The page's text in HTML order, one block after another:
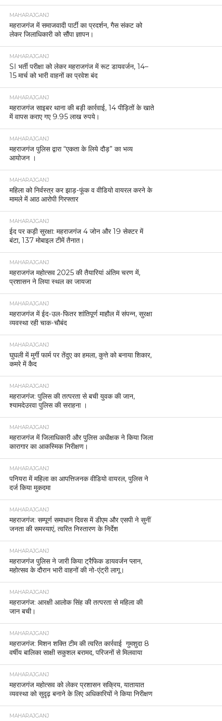
MAHARAJGANJ
महराजगंज में समाजवादी पार्टी का प्रदर्शन, गैस संकट को
लेकर जिलाधिकारी को सौंपा ज्ञापन।
MAHARAJGANJ
SI भर्ती परीक्षा को लेकर महराजगंज में रूट डायवर्जन, 14–
15 मार्च को भारी वाहनों का प्रवेश बंद
MAHARAJGANJ
महराजगंज साइबर थाना की बड़ी कार्रवाई, 14 पीड़ितों के खाते
में वापस कराए गए 9.95 लाख रुपये।
MAHARAJGANJ
महराजगंज पुलिस द्वारा “एकता के लिये दौड़” का भव्य
आयोजन ।
MAHARAJGANJ
महिला को निर्वस्त्र कर झाड़-फूंक व वीडियो वायरल करने के
मामले में आठ आरोपी गिरफ्तार
MAHARAJGANJ
ईद पर कड़ी सुरक्षा: महराजगंज 4 जोन और 19 सेक्टर में
बंटा, 137 मोबाइल टीमें तैनात।
MAHARAJGANJ
महराजगंज महोत्सव 2025 की तैयारियां अंतिम चरण में,
प्रशासन ने लिया स्थल का जायजा
MAHARAJGANJ
महराजगंज में ईद-उल-फितर शांतिपूर्ण माहौल में संपन्न, सुरक्षा
व्यवस्था रही चाक-चौबंद
MAHARAJGANJ
घुघली में मुर्गी फार्म पर तेंदुए का हमला, कुत्ते को बनाया शिकार,
कमरे में कैद
MAHARAJGANJ
महराजगंज: पुलिस की तत्परता से बची युवक की जान,
श्यामदेउरवा पुलिस की सराहना ।
MAHARAJGANJ
महराजगंज में जिलाधिकारी और पुलिस अधीक्षक ने किया जिला
कारागार का आकस्मिक निरीक्षण।
MAHARAJGANJ
पनियरा में महिला का आपत्तिजनक वीडियो वायरल, पुलिस ने
दर्ज किया मुकदमा
MAHARAJGANJ
महराजगंज: सम्पूर्ण समाधान दिवस में डीएम और एसपी ने सुनीं
जनता की समस्याएं, त्वरित निस्तारण के निर्देश
MAHARAJGANJ
महराजगंज पुलिस ने जारी किया ट्रैफिक डायवर्जन प्लान,
महोत्सव के दौरान भारी वाहनों की नो-एंट्री लागू।
MAHARAJGANJ
महराजगंज: आरक्षी आलोक सिंह की तत्परता से महिला की
जान बची।
MAHARAJGANJ
महराजगंज: मिशन शक्ति टीम की त्वरित कार्रवाई गुमशुदा 8
वर्षीय बालिका साक्षी सकुशल बरामद, परिजनों से मिलवाया
MAHARAJGANJ
महराजगंज महोत्सव को लेकर प्रशासन सक्रिय, यातायात
व्यवस्था को सुदृढ़ बनाने के लिए अधिकारियों ने किया निरीक्षण
MAHARAJGANJ